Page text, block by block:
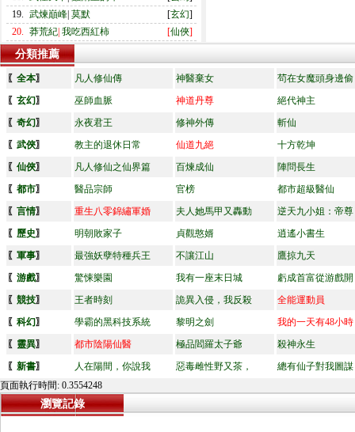
19. 武煉巔峰 莫默 [玄幻]
20. 莽荒紀 我吃西紅柿 [仙俠]
分類推薦
〖 全本〗 凡人修仙傳 神醫棄女
茍在女魔頭身邊偷
〖 玄幻〗 巫師血脈 神道丹尊
絕代神主
〖 奇幻〗 永夜君王 修神外傳
斬仙
〖 武俠〗 教主的退休日常 仙道九絕
十方乾坤
〖 仙俠〗 凡人修仙之仙界篇 百煉成仙
陣問長生
〖 都市〗 醫品宗師 官榜
都市超級醫仙
〖 言情〗 重生八零錦繡軍婚 夫人她馬甲又轟動
逆天九小姐：帝尊
〖 歷史〗 明朝敗家子 貞觀憨婿
逍遙小書生
〖 軍事〗 最強妖孽特種兵王 不讓江山
鷹掠九天
〖 游戲〗 驚悚樂園 我有一座末日城
虧成首富從游戲開
〖 競技〗 王者時刻 詭異入侵，我反殺
全能運動員
〖 科幻〗 學霸的黑科技系統 黎明之劍
我的一天有48小時
〖 靈異〗 都市陰陽仙醫 極品閻羅太子爺
殺神永生
〖 新書〗 人在陽間，你說我 惡毒雌性野又茶，
總有仙子對我圖謀
頁面執行時間: 0.3554248
瀏覽記錄